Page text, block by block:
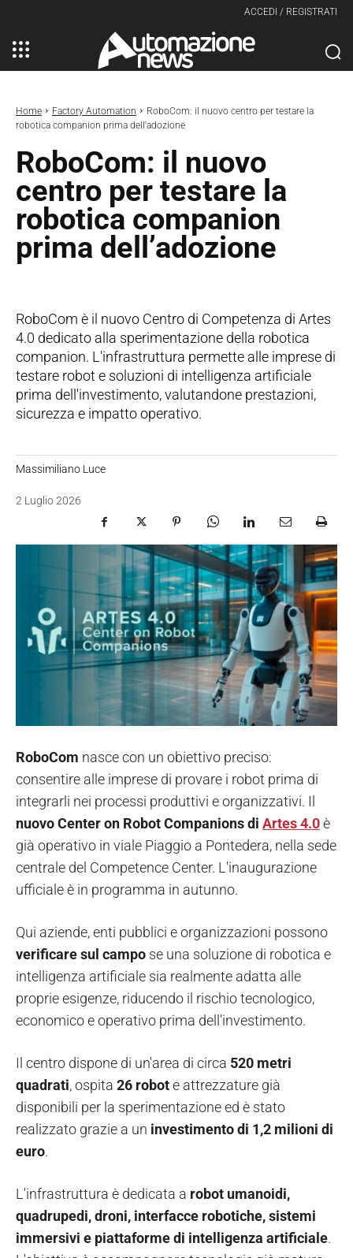
ACCEDI / REGISTRATI
Home Factory Automation
RoboCom: il nuovo centro per testare la
robotica companion prima dell'adozione
RoboCom: il nuovo
centro per testare la
robotica companion
prima dell’adozione
RoboCom è il nuovo Centro di Competenza di Artes
4.0 dedicato alla sperimentazione della robotica
companion. L'infrastruttura permette alle imprese di
testare robot e soluzioni di intelligenza artificiale
prima dell'investimento, valutandone prestazioni,
sicurezza e impatto operativo.
Massimiliano Luce
2 Luglio 2026
RoboCom nasce con un obiettivo preciso:
consentire alle imprese di provare i robot prima di
integrarli nei processi produttivi e organizzativi. Il
nuovo Center on Robot Companions di Artes 4.0è
già operativo in viale Piaggio a Pontedera, nella sede
centrale del Competence Center. L'inaugurazione
ufficiale è in programma in autunno.
Qui aziende, enti pubblici e organizzazioni possono
verificare sul campo se una soluzione di robotica e
intelligenza artificiale sia realmente adatta alle
proprie esigenze, riducendo il rischio tecnologico,
economico e operativo prima dell'investimento.
Il centro dispone di un'area di circa 520 metri
quadrati, ospita 26 robote attrezzature già
disponibili per la sperimentazione ed è stato
realizzato grazie a un investimento di 1,2 milioni di
euro.
L'infrastruttura è dedicata a robot umanoidi,
quadrupedi, droni, interfacce robotiche, sistemi
immersivi e piattaforme di intelligenza artificiale.